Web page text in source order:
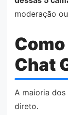
moderação
Chat
A maioria
direto.